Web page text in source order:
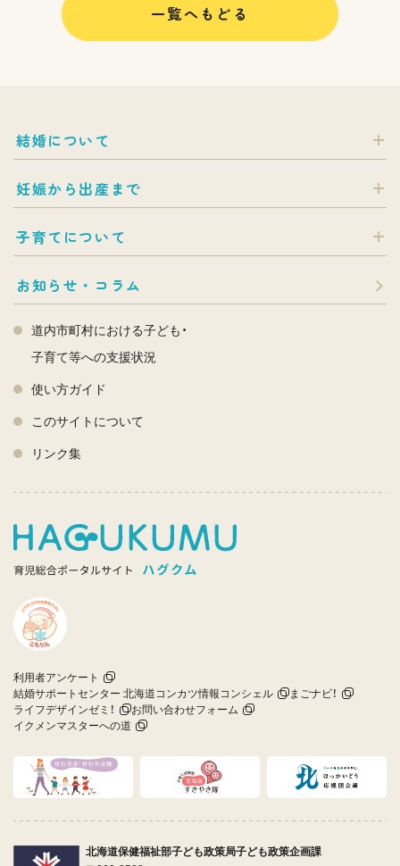
一覧へもどる
結婚について
妊娠から出産まで
子育てについて
お知らせ・コラム
道内市町村における子ども・
子育て等への支援状況
使い方ガイド
このサイトについて
リンク集
利用者アンケート
結婚サポートセンター 北海道コンカツ情報コンシェル
まごナビ！
ライフデザインゼミ！
お問い合わせフォーム
イクメンマスターへの道
北海道保健福祉部子ども政策局子ども政策企画課